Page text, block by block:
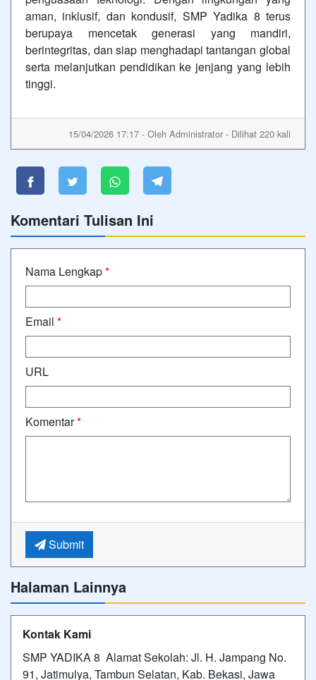
aman, inklusif, dan kondusif, SMP Yadika 8 terus
berupaya mencetak generasi yang mandiri,
berintegritas, dan siap menghadapi tantangan global
serta melanjutkan pendidikan ke jenjang yang lebih
tinggi.
15/04/2026 17:17 - Oleh Administrator - Dilihat 220 kali
Komentari Tulisan Ini
Nama Lengkap*
Email *
URL
Komentar*
Submit
Halaman Lainnya
Kontak Kami
SMP YADIKA 8 Alamat Sekolah: Jl. H. Jampang No.
91, Jatimulya, Tambun Selatan, Kab. Bekasi, Jawa